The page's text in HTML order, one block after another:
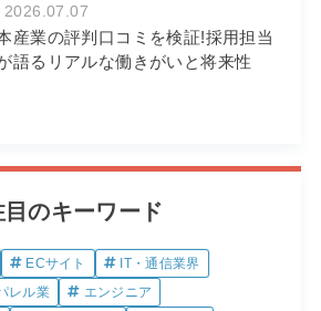
産業の評判口コミを検証!採用担当
語るリアルな働きがいと将来性
2026.07.07
目のキーワード
ECサイト
IT・通信業界
レル業
エンジニア